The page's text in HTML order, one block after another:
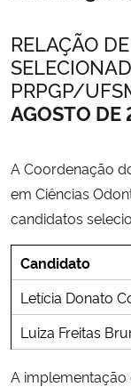
Banco Central do Brasil
Planalto
RELAÇÃO
PRPGP/
AGOSTO DE
A Coordenação
em Ciências
candidatos
Candidato
Letícia Donato
Luiza Freitas
A implementação